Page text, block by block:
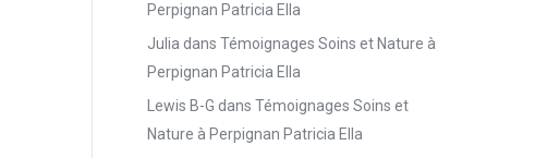
Perpignan Patricia Ella
Julia dans Témoignages Soins et Nature à
Perpignan Patricia Ella
Lewis B-G dans Témoignages Soins et
Nature à Perpignan Patricia Ella